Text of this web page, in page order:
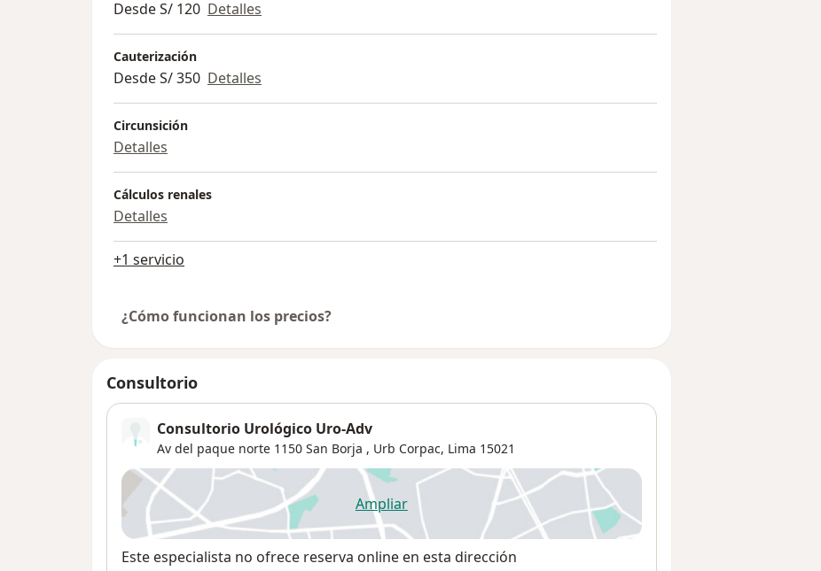
Desde S/ 120 Detalles
Cauterización
Desde S/ 350 Detalles
Circunsición
Detalles
Cálculos renales
Detalles
+1 servicio
¿Cómo funcionan los precios?
Consultorio
Consultorio Urológico Uro-Adv
Av del paque norte 1150 San Borja , Urb Corpac, Lima 15021
Ampliarse abre en una nueva pestaña
Disponibilidad
Este especialista no ofrece reserva online en esta dirección